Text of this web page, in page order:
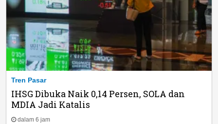
Tren Pasar
IHSG Dibuka Naik 0,14 Persen, SOLA dan
MDIA Jadi Katalis
dalam 6 jam